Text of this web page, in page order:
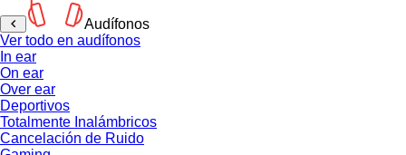
Audífonos
Ver todo en audífonos
In ear
On ear
Over ear
Deportivos
Totalmente Inalámbricos
Cancelación de Ruido